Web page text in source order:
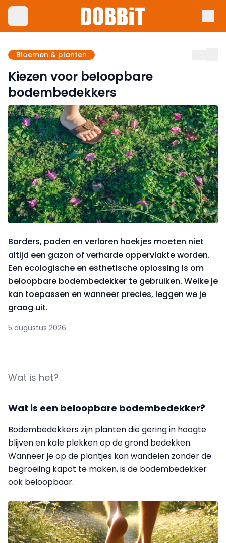
Bloemen & planten
Kiezen voor beloopbare
bodembedekkers
Borders, paden en verloren hoekjes moeten niet
altijd een gazon of verharde oppervlakte worden.
Een ecologische en esthetische oplossing is om
beloopbare bodembedekker te gebruiken. Welke je
kan toepassen en wanneer precies, leggen we je
graag uit.
5 augustus 2026
Wat is het?
Wat is een beloopbare bodembedekker?
Bodembedekkers zijn planten die gering in hoogte
blijven en kale plekken op de grond bedekken.
Wanneer je op de plantjes kan wandelen zonder de
begroeiing kapot te maken, is de bodembedekker
ook beloopbaar.